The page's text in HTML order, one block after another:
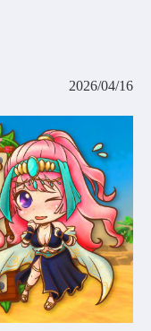
2026/04/16